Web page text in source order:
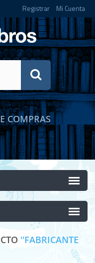
Registrar Mi Cuenta
COMPRAS
FABRICANTE